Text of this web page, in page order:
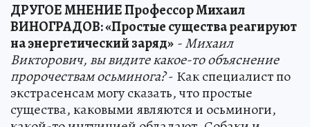
ДРУГОЕ МНЕНИЕ Профессор Михаил
ВИНОГРАДОВ: «Простые существа реагируют
на энергетический заряд» - Михаил
Викторович, вы видите какое-то объяснение
пророчествам осьминога?- Как специалист по
экстрасенсам могу сказать, что простые
существа, каковыми являются и осьминоги,